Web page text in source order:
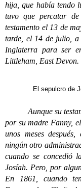
hija, que había tendo
tuvo que percatar
testamento el 13 de
tarde, el 14 de julio, a
Inglaterra para ser
Littleham, East Devon.
El sepulcro de
Aunque su
por su madre Fanny,
unos meses
ningún otro
cuando se concedió
Josíah. Pero, por
En 1861, cuando